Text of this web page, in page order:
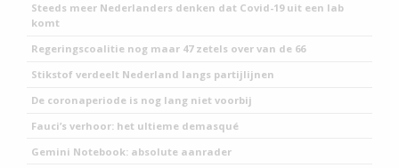
Steeds meer Nederlanders denken dat Covid-19 uit een lab
komt
Regeringscoalitie nog maar 47 zetels over van de 66
Stikstof verdeelt Nederland langs partijlijnen
De coronaperiode is nog lang niet voorbij
Fauci’s verhoor: het ultieme demasqué
Gemini Notebook: absolute aanrader